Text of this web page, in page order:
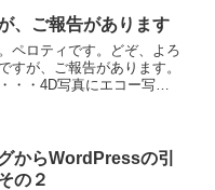
でちょっとビビりましたｗ
んですが、駅...
、ご報告があります
ペロティです。どぞ、よろ
すが、ご報告があります。
・・4D写真にエコー写
います。い...
からWordPressの引
の２